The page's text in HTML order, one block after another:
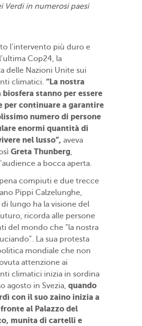
Verdi in numerosi paesi
l’intervento più duro e
Cop24, la
delle Nazioni Unite sui
climatici. “La nostra
stanno per essere
per continuare a garantire
numero di persone
enormi quantità di
nel lusso”, aveva
Greta Thunberg,
a bocca aperta.
compiuti e due trecce
Pippi Calzelunghe,
lungo ha la visione del
ricorda alle persone
del mondo che “la nostra
La sua protesta
mondiale che non
attenzione ai
climatici inizia in sordina
agosto in Svezia, quando
con il suo zaino inizia a
al Palazzo del
munita di cartelli e